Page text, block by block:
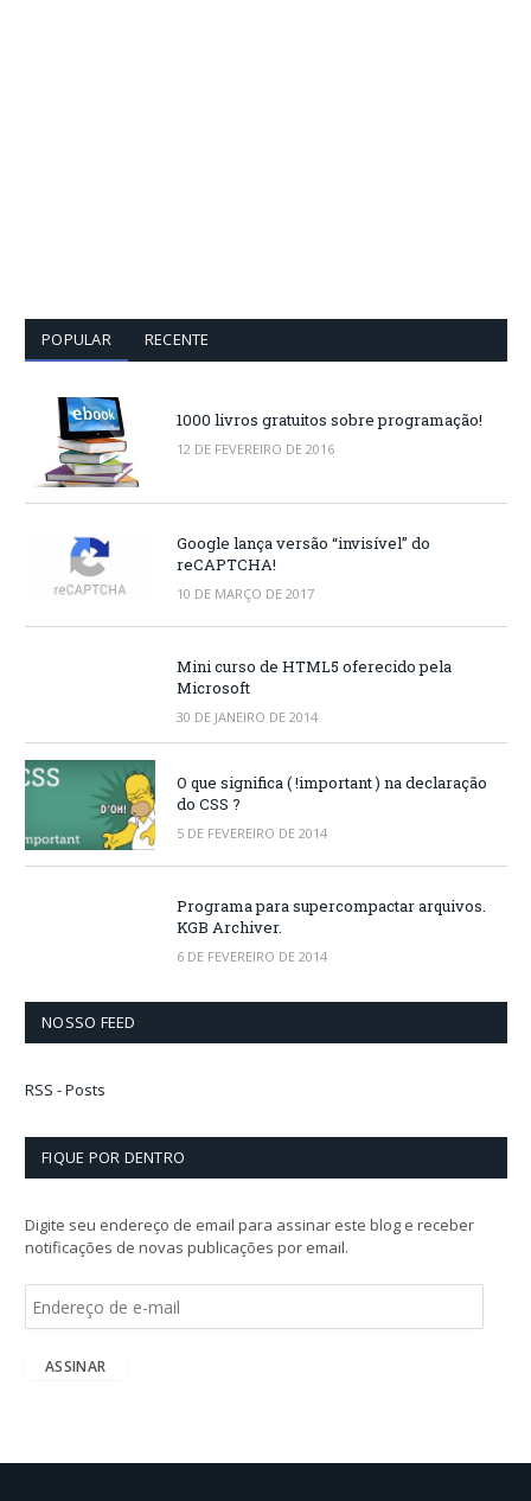
POPULAR RECENTE
1000 livros gratuitos sobre programação!
12 DE FEVEREIRO DE 2016
Google lança versão “invisível” do
reCAPTCHA!
10 DE MARÇO DE 2017
Mini curso de HTML5 oferecido pela
Microsoft
30 DE JANEIRO DE 2014
O que significa ( !important ) na declaração
do CSS ?
5 DE FEVEREIRO DE 2014
Programa para supercompactar arquivos.
KGB Archiver.
6 DE FEVEREIRO DE 2014
NOSSO FEED
RSS - Posts
FIQUE POR DENTRO
Digite seu endereço de email para assinar este blog e receber
notificações de novas publicações por email.
ASSINAR